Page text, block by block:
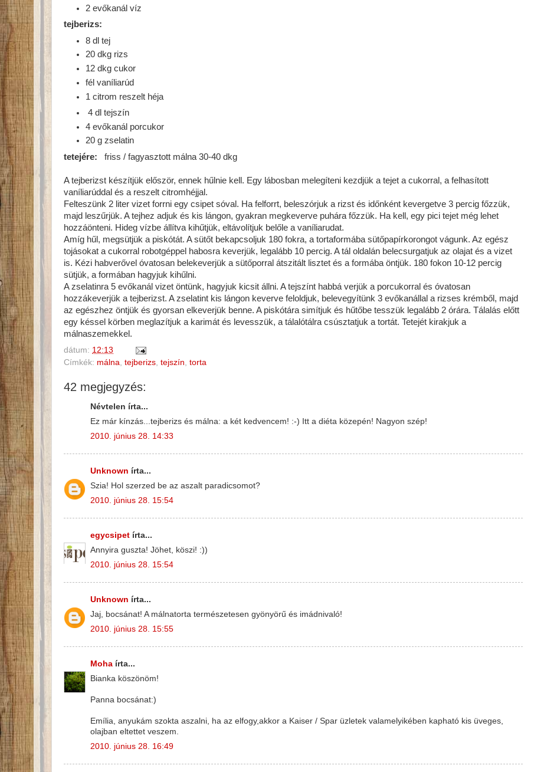
2 evőkanál víz
tejberizs:
8 dl tej
20 dkg rizs
12 dkg cukor
fél vaníliarúd
1 citrom reszelt héja
4 dl tejszín
4 evőkanál porcukor
20 g zselatin
tetejére:
friss / fagyasztott málna 30-40 dkg
A tejberizst készítjük először, ennek hűlnie kell. Egy lábosban melegíteni kezdjük a tejet a cukorral, a felhasított
vaníliarúddal és a reszelt citromhéjjal.
Felteszünk 2 liter vizet forrni egy csipet sóval. Ha felforrt, beleszórjuk a rizst és időnként kevergetve 3 percig főzzük,
majd leszűrjük. A tejhez adjuk és kis lángon, gyakran megkeverve puhára főzzük. Ha kell, egy pici tejet még lehet
hozzáönteni. Hideg vízbe állítva kihűtjük, eltávolítjuk belőle a vaníliarudat.
Amíg hűl, megsütjük a piskótát. A sütőt bekapcsoljuk 180 fokra, a tortaformába sütőpapírkorongot vágunk. Az egész
tojásokat a cukorral robotgéppel habosra keverjük, legalább 10 percig. A tál oldalán belecsurgatjuk az olajat és a vizet
is. Kézi habverővel óvatosan belekeverjük a sütőporral átszitált lisztet és a formába öntjük. 180 fokon 10-12 percig
sütjük, a formában hagyjuk kihűlni.
A zselatinra 5 evőkanál vizet öntünk, hagyjuk kicsit állni. A tejszínt habbá verjük a porcukorral és óvatosan
hozzákeverjük a tejberizst. A zselatint kis lángon keverve feloldjuk, belevegyítünk 3 evőkanállal a rizses krémből, majd
az egészhez öntjük és gyorsan elkeverjük benne. A piskótára simítjuk és hűtőbe tesszük legalább 2 órára. Tálalás előtt
egy késsel körben meglazítjuk a karimát és levesszük, a tálalótálra csúsztatjuk a tortát. Tetejét kirakjuk a
málnaszemekkel.
dátum: 12:13
Címkék: málna tejberizs tejszín torta
42 megjegyzés:
Névtelen írta...
Ez már kínzás...tejberizs és málna: a két kedvencem! :-) Itt a diéta közepén! Nagyon szép!
2010. június 28. 14:33
Unknown írta...
Szia! Hol szerzed be az aszalt paradicsomot?
2010. június 28. 15:54
egycsipet írta...
Annyira guszta! Jöhet, köszi! :))
2010. június 28. 15:54
Unknown írta...
Jaj, bocsánat! A málnatorta természetesen gyönyörű és imádnivaló!
2010. június 28. 15:55
Moha írta...
Bianka köszönöm!
Panna bocsánat:)
Emília, anyukám szokta aszalni, ha az elfogy,akkor a Kaiser / Spar üzletek valamelyikében kapható kis üveges,
olajban eltettet veszem.
2010. június 28. 16:49